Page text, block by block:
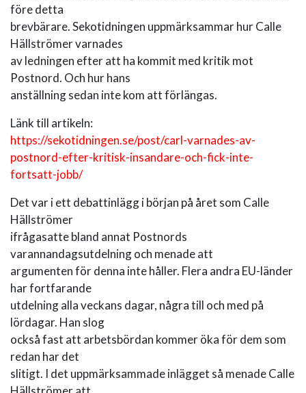
före detta
brevbärare. Sekotidningen uppmärksammar hur Calle
Hällströmer varnades
av ledningen efter att ha kommit med kritik mot
Postnord. Och hur hans
anställning sedan inte kom att förlängas.
Länk till artikeln:
https://sekotidningen.se/post/carl-varnades-av-
postnord-efter-kritisk-insandare-och-fick-inte-
fortsatt-jobb/
Det var i ett debattinlägg i början på året som Calle
Hällströmer
ifrågasatte bland annat Postnords
varannandagsutdelning och menade att
argumenten för denna inte håller. Flera andra EU-länder
har fortfarande
utdelning alla veckans dagar, några till och med på
lördagar. Han slog
också fast att arbetsbördan kommer öka för dem som
redan har det
slitigt. I det uppmärksammade inlägget så menade Calle